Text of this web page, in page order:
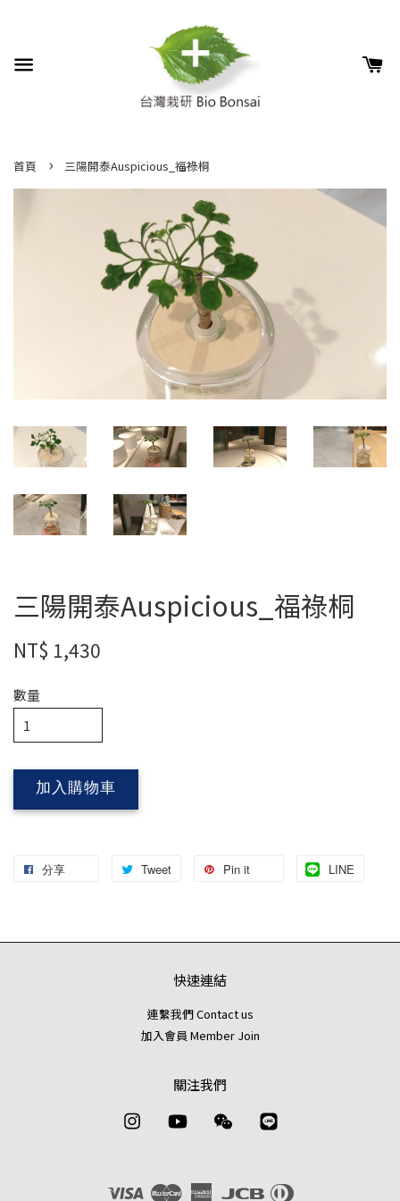
首頁 › 三陽開泰Auspicious_福祿桐
三陽開泰Auspicious_福祿桐
NT$ 1,430
數量
加入購物車
分享 Tweet Pin it LINE
快速連結
連繫我們 Contact us
加入會員 Member Join
關注我們
Instagram YouTube Wechat
Visa Master
American JCB Diners